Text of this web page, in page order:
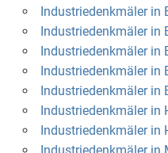
Industriedenkmäler in
Industriedenkmäler in
Industriedenkmäler in
Industriedenkmäler in
Industriedenkmäler in
Industriedenkmäler in
Industriedenkmäler in